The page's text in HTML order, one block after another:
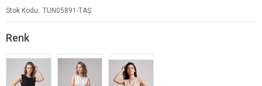
Stok Kodu TUN05891-TAŞ
Renk